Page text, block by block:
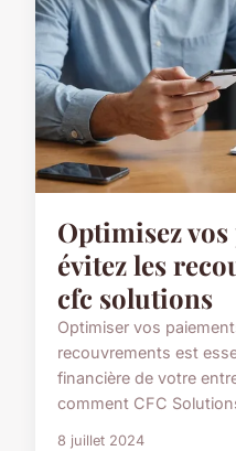
Optimisez
évitez les
cfc solutions
Optimiser vos
recouvrements est
financière de votre
comment CFC
8 juillet 2024